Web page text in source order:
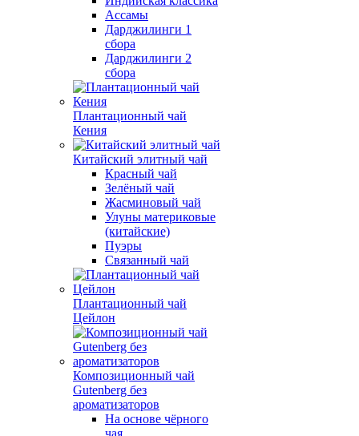
Ассамы
Дарджилинги 1
сбора
Дарджилинги 2
сбора
Плантационный чай
Кения
Китайский элитный чай
Красный чай
Зелёный чай
Жасминовый чай
Улуны материковые
(китайские)
Пуэры
Связанный чай
Плантационный чай
Цейлон
Композиционный чай
Gutenberg без
ароматизаторов
На основе чёрного
чая